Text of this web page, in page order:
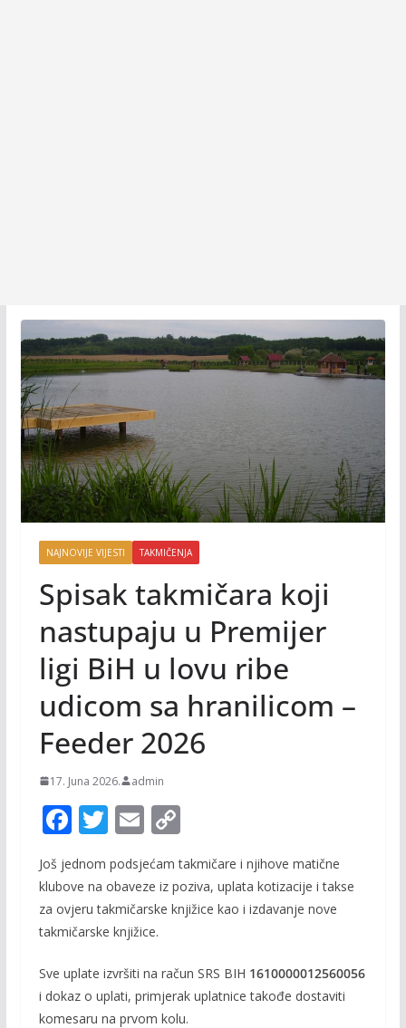
NAJNOVIJE VIJESTI TAKMIČENJA
Spisak takmičara koji
nastupaju u Premijer
ligi BiH u lovu ribe
udicom sa hranilicom –
Feeder 2026
17. Juna 2026. admin
F
ac
e
b
o
o
k
T
w
itt
er
E
m
ai
l
C
o
p
y
n
k
Još jednom podsjećam takmičare i njihove matične
klubove na obaveze iz poziva, uplata kotizacije i takse
za ovjeru takmičarske knjižice kao i izdavanje nove
takmičarske knjižice.
Sve uplate izvršiti na račun SRS BIH 1610000012560056
i dokaz o uplati, primjerak uplatnice takođe dostaviti
komesaru na prvom kolu.